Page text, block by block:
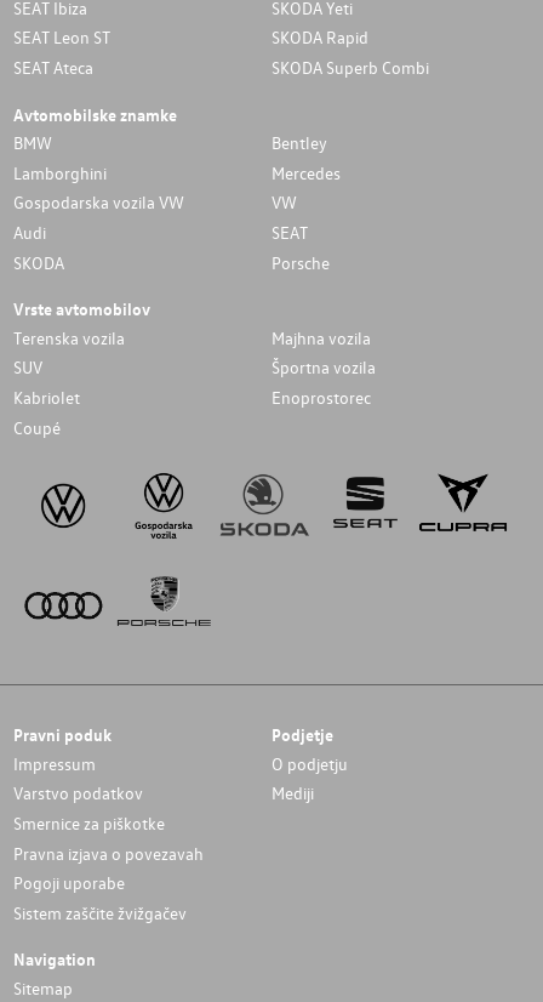
SEAT Ibiza
SEAT Leon ST
SEAT Ateca
SKODA Yeti
SKODA Rapid
SKODA Superb Combi
Avtomobilske znamke
BMW
Bentley
Lamborghini
Mercedes
Gospodarska vozila VW
VW
Audi
SEAT
SKODA
Porsche
Vrste avtomobilov
Terenska vozila
Majhna vozila
SUV
Športna vozila
Kabriolet
Enoprostorec
Coupé
Pravni poduk
Impressum
Varstvo podatkov
Smernice za piškotke
Pravna izjava o povezavah
Pogoji uporabe
Sistem zaščite žvižgačev
Podjetje
O podjetju
Mediji
Navigation
Sitemap